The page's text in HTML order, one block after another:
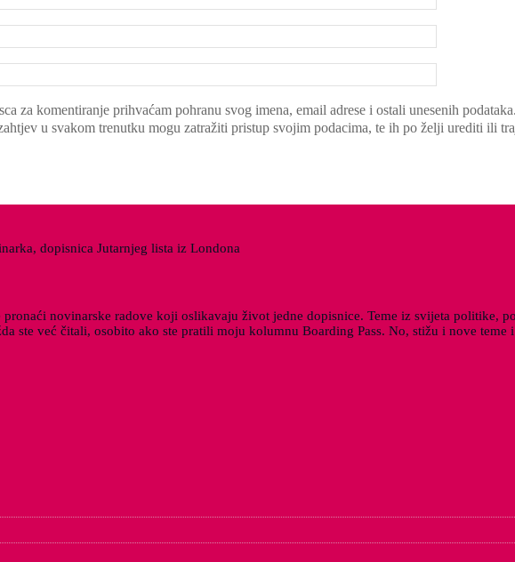
za komentiranje prihvaćam pohranu svog imena, email adrese i ostali unesenih
u svakom trenutku mogu zatražiti pristup svojim podacima, te ih po želji urediti ili
dopisnica Jutarnjeg lista iz Londona
novinarske radove koji oslikavaju život jedne dopisnice. Teme iz svijeta politike,
ste već čitali, osobito ako ste pratili moju kolumnu Boarding Pass. No, stižu i nove